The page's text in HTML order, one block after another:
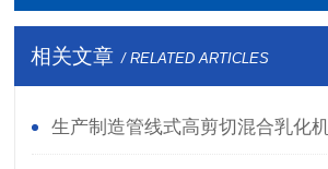
相关文章 / RELATED ARTICLES
生产制造管线式高剪切混合乳化